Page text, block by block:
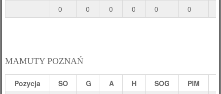
0 0 0 0 0 0
MAMUTY POZNAŃ
Pozycja SO G A H SOG PIM